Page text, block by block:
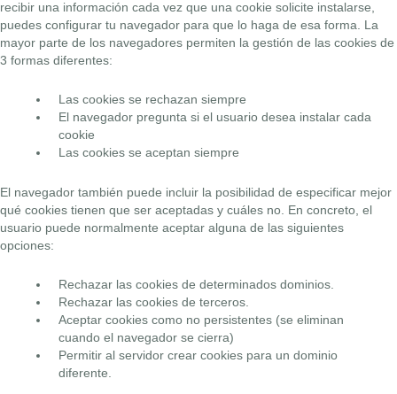
recibir una información cada vez que una cookie solicite instalarse,
puedes configurar tu navegador para que lo haga de esa forma. La
mayor parte de los navegadores permiten la gestión de las cookies de
3 formas diferentes:
Las cookies se rechazan siempre
El navegador pregunta si el usuario desea instalar cada
cookie
Las cookies se aceptan siempre
El navegador también puede incluir la posibilidad de especificar mejor
qué cookies tienen que ser aceptadas y cuáles no. En concreto, el
usuario puede normalmente aceptar alguna de las siguientes
opciones:
Rechazar las cookies de determinados dominios.
Rechazar las cookies de terceros.
Aceptar cookies como no persistentes (se eliminan
cuando el navegador se cierra)
Permitir al servidor crear cookies para un dominio
diferente.